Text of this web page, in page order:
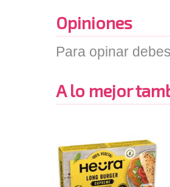
Opiniones
Para opinar
A lo mejor